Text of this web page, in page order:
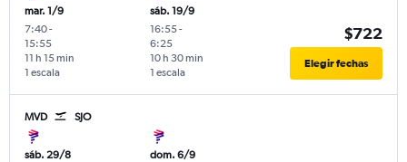
mar. 1/9
7:40-
15:55
1 escala
11 h 15 min
sáb. 19/9
16:55-
6:25
1 escala
10 h 30 min
$722
Elegir fechas
MVD SJO
sáb. 29/8
dom. 6/9